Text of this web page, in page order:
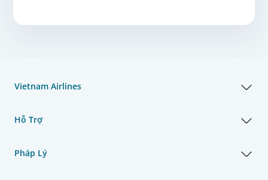
Vietnam Airlines
Hỗ Trợ
Pháp Lý